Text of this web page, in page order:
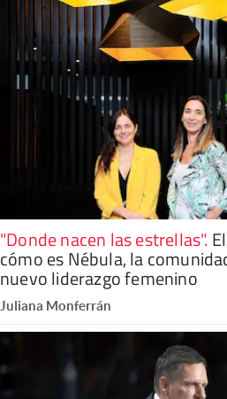
"Donde nacen las estrellas".
cómo es Nébula, la
nuevo liderazgo femenino
Juliana Monferrán